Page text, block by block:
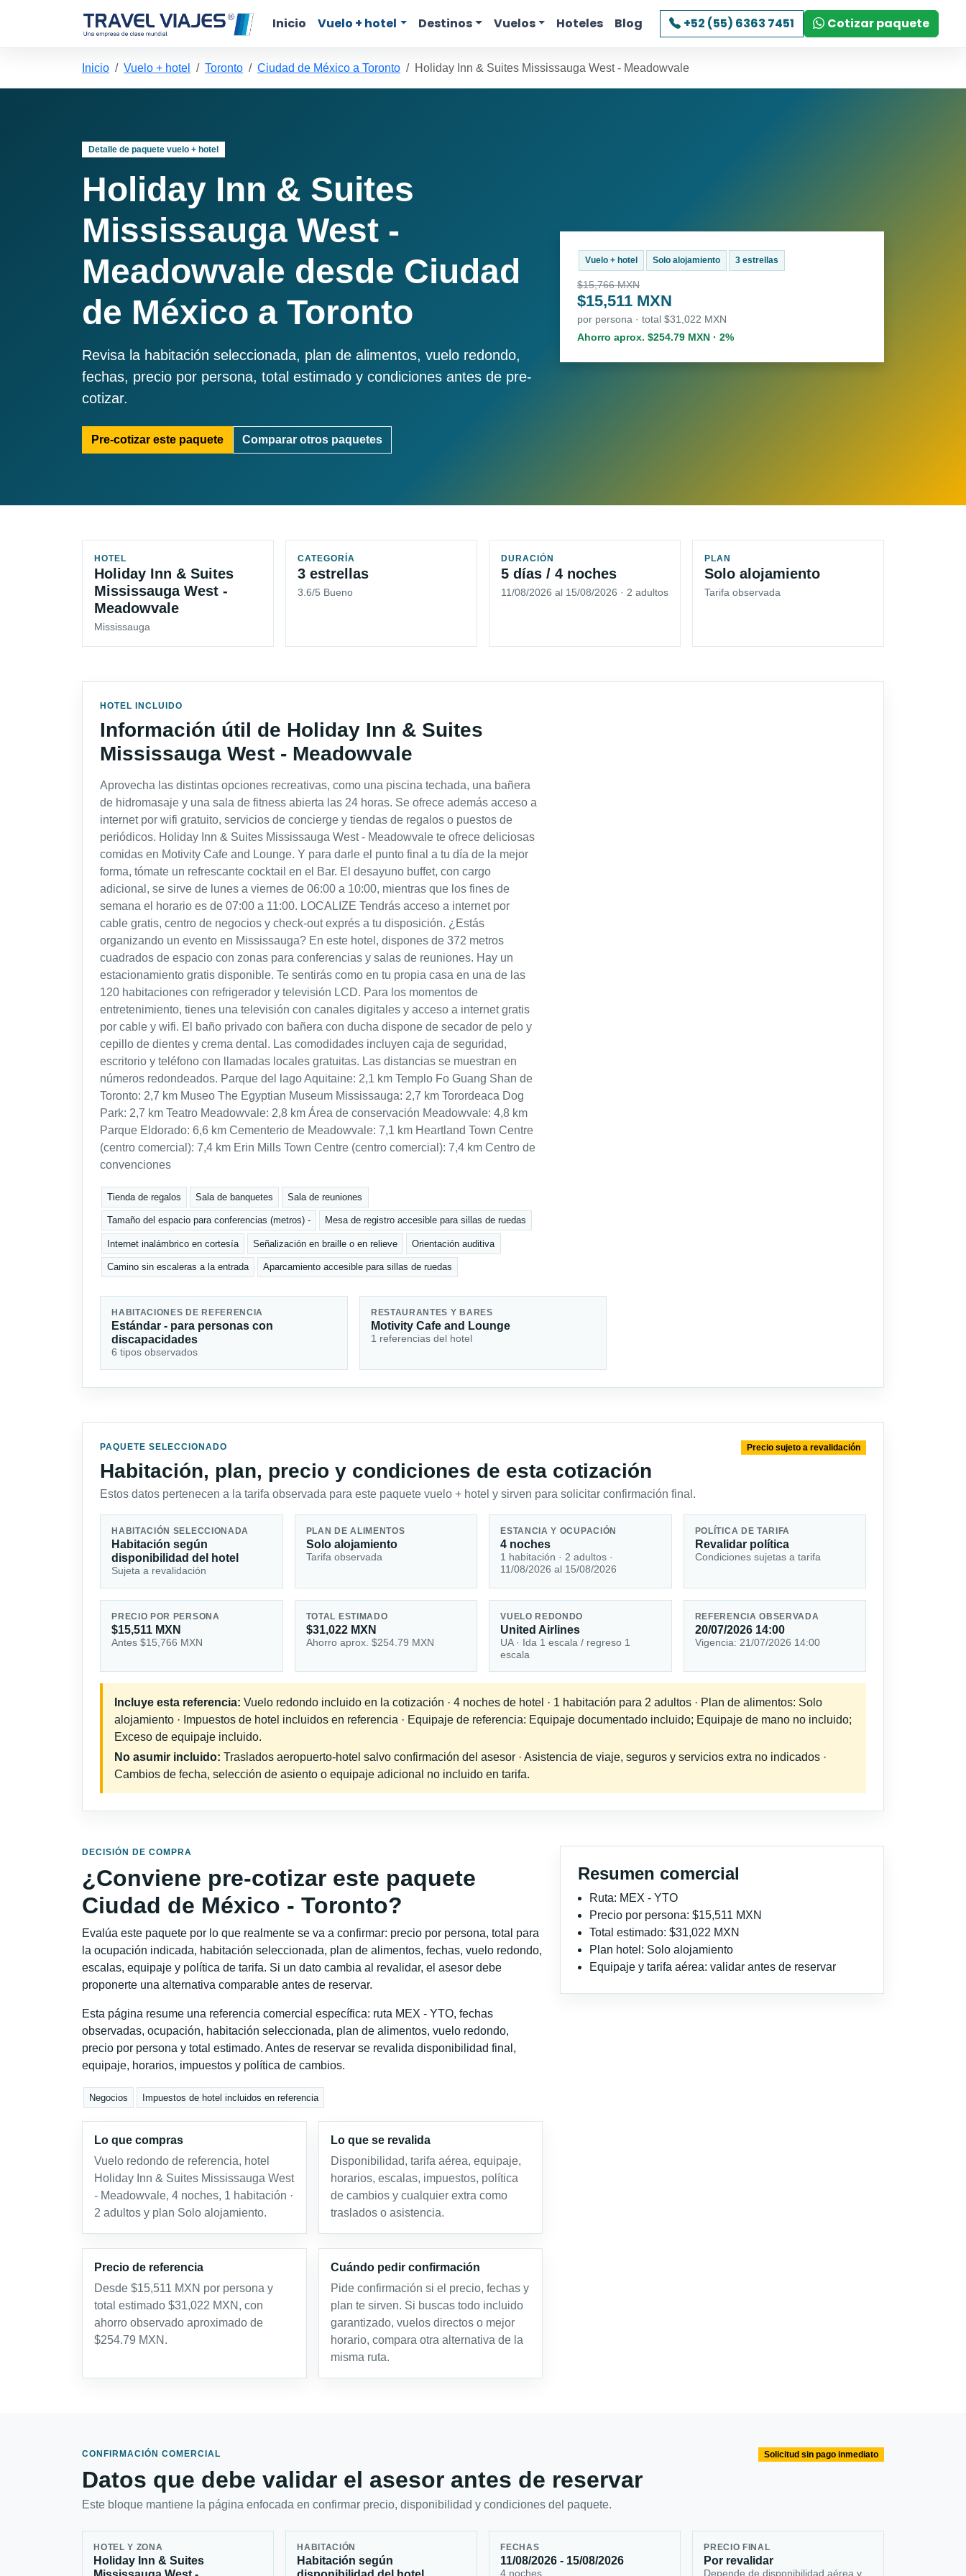
Inicio Vuelo + hotel Destinos Vuelos Hoteles Blog +52 (55) 6363 7451 Cotizar paquete
Inicio Vuelo + hotel Toronto Ciudad de México a Toronto Holiday Inn & Suites Mississauga West - Meadowvale
Detalle de paquete vuelo + hotel
Holiday Inn & Suites
Mississauga West -
Meadowvale desde Ciudad
de México a Toronto
Revisa la habitación seleccionada, plan de alimentos, vuelo redondo,
fechas, precio por persona, total estimado y condiciones antes de pre-
cotizar.
Pre-cotizar este paquete Comparar otros paquetes
Vuelo + hotel Solo alojamiento 3 estrellas
$15,766 MXN
$15,511 MXN
por persona · total $31,022 MXN
Ahorro aprox. $254.79 MXN · 2%
HOTEL
Holiday Inn & Suites
Mississauga West -
Meadowvale
Mississauga
CATEGORÍA
3 estrellas
3.6/5 Bueno
DURACIÓN
5 días / 4 noches
11/08/2026 al 15/08/2026 · 2 adultos
PLAN
Solo alojamiento
Tarifa observada
HOTEL INCLUIDO
Información útil de Holiday Inn & Suites
Mississauga West - Meadowvale
Aprovecha las distintas opciones recreativas, como una piscina techada, una bañera
de hidromasaje y una sala de fitness abierta las 24 horas. Se ofrece además acceso a
internet por wifi gratuito, servicios de concierge y tiendas de regalos o puestos de
periódicos. Holiday Inn & Suites Mississauga West - Meadowvale te ofrece deliciosas
comidas en Motivity Cafe and Lounge. Y para darle el punto final a tu día de la mejor
forma, tómate un refrescante cocktail en el Bar. El desayuno buffet, con cargo
adicional, se sirve de lunes a viernes de 06:00 a 10:00, mientras que los fines de
semana el horario es de 07:00 a 11:00. LOCALIZE Tendrás acceso a internet por
cable gratis, centro de negocios y check-out exprés a tu disposición. ¿Estás
organizando un evento en Mississauga? En este hotel, dispones de 372 metros
cuadrados de espacio con zonas para conferencias y salas de reuniones. Hay un
estacionamiento gratis disponible. Te sentirás como en tu propia casa en una de las
120 habitaciones con refrigerador y televisión LCD. Para los momentos de
entretenimiento, tienes una televisión con canales digitales y acceso a internet gratis
por cable y wifi. El baño privado con bañera con ducha dispone de secador de pelo y
cepillo de dientes y crema dental. Las comodidades incluyen caja de seguridad,
escritorio y teléfono con llamadas locales gratuitas. Las distancias se muestran en
números redondeados. Parque del lago Aquitaine: 2,1 km Templo Fo Guang Shan de
Toronto: 2,7 km Museo The Egyptian Museum Mississauga: 2,7 km Torordeaca Dog
Park: 2,7 km Teatro Meadowvale: 2,8 km Área de conservación Meadowvale: 4,8 km
Parque Eldorado: 6,6 km Cementerio de Meadowvale: 7,1 km Heartland Town Centre
(centro comercial): 7,4 km Erin Mills Town Centre (centro comercial): 7,4 km Centro de
convenciones
Tienda de regalos Sala de banquetes Sala de reuniones
Tamaño del espacio para conferencias (metros) - Mesa de registro accesible para sillas de ruedas
Internet inalámbrico en cortesía Señalización en braille o en relieve Orientación auditiva
Camino sin escaleras a la entrada Aparcamiento accesible para sillas de ruedas
HABITACIONES DE REFERENCIA
Estándar - para personas con
discapacidades
6 tipos observados
RESTAURANTES Y BARES
Motivity Cafe and Lounge
1 referencias del hotel
PAQUETE SELECCIONADO
Habitación, plan, precio y condiciones de esta cotización
Estos datos pertenecen a la tarifa observada para este paquete vuelo + hotel y sirven para solicitar confirmación final.
Precio sujeto a revalidación
HABITACIÓN SELECCIONADA
Habitación según
disponibilidad del hotel
Sujeta a revalidación
PLAN DE ALIMENTOS
Solo alojamiento
Tarifa observada
ESTANCIA Y OCUPACIÓN
4 noches
1 habitación · 2 adultos ·
11/08/2026 al 15/08/2026
POLÍTICA DE TARIFA
Revalidar política
Condiciones sujetas a tarifa
PRECIO POR PERSONA
$15,511 MXN
Antes $15,766 MXN
TOTAL ESTIMADO
$31,022 MXN
Ahorro aprox. $254.79 MXN
VUELO REDONDO
United Airlines
UA · Ida 1 escala / regreso 1
escala
REFERENCIA OBSERVADA
20/07/2026 14:00
Vigencia: 21/07/2026 14:00
Incluye esta referencia: Vuelo redondo incluido en la cotización · 4 noches de hotel · 1 habitación para 2 adultos · Plan de alimentos: Solo
alojamiento · Impuestos de hotel incluidos en referencia · Equipaje de referencia: Equipaje documentado incluido; Equipaje de mano no incluido;
Exceso de equipaje incluido.
No asumir incluido: Traslados aeropuerto-hotel salvo confirmación del asesor · Asistencia de viaje, seguros y servicios extra no indicados ·
Cambios de fecha, selección de asiento o equipaje adicional no incluido en tarifa.
DECISIÓN DE COMPRA
¿Conviene pre-cotizar este paquete
Ciudad de México - Toronto?
Evalúa este paquete por lo que realmente se va a confirmar: precio por persona, total para
la ocupación indicada, habitación seleccionada, plan de alimentos, fechas, vuelo redondo,
escalas, equipaje y política de tarifa. Si un dato cambia al revalidar, el asesor debe
proponerte una alternativa comparable antes de reservar.
Esta página resume una referencia comercial específica: ruta MEX - YTO, fechas
observadas, ocupación, habitación seleccionada, plan de alimentos, vuelo redondo,
precio por persona y total estimado. Antes de reservar se revalida disponibilidad final,
equipaje, horarios, impuestos y política de cambios.
Negocios Impuestos de hotel incluidos en referencia
Lo que compras
Vuelo redondo de referencia, hotel
Holiday Inn & Suites Mississauga West
- Meadowvale, 4 noches, 1 habitación ·
2 adultos y plan Solo alojamiento.
Lo que se revalida
Disponibilidad, tarifa aérea, equipaje,
horarios, escalas, impuestos, política
de cambios y cualquier extra como
traslados o asistencia.
Precio de referencia
Desde $15,511 MXN por persona y
total estimado $31,022 MXN, con
ahorro observado aproximado de
$254.79 MXN.
Cuándo pedir confirmación
Pide confirmación si el precio, fechas y
plan te sirven. Si buscas todo incluido
garantizado, vuelos directos o mejor
horario, compara otra alternativa de la
misma ruta.
Resumen comercial
Ruta: MEX - YTO
Precio por persona: $15,511 MXN
Total estimado: $31,022 MXN
Plan hotel: Solo alojamiento
Equipaje y tarifa aérea: validar antes de reservar
CONFIRMACIÓN COMERCIAL
Datos que debe validar el asesor antes de reservar
Este bloque mantiene la página enfocada en confirmar precio, disponibilidad y condiciones del paquete.
Solicitud sin pago inmediato
HOTEL Y ZONA
Holiday Inn & Suites
HABITACIÓN
Habitación según
FECHAS
11/08/2026 - 15/08/2026
4 noches
PRECIO FINAL
Por revalidar
Depende de disponibilidad aérea y